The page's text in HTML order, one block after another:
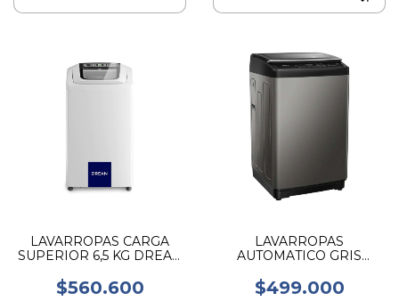
LAVARROPAS CARGA
SUPERIOR 6,5 KG DREAN
$560.600
LAVARROPAS
AUTOMATICO GRIS
SUPERIOR DE 6 KG
$499.000